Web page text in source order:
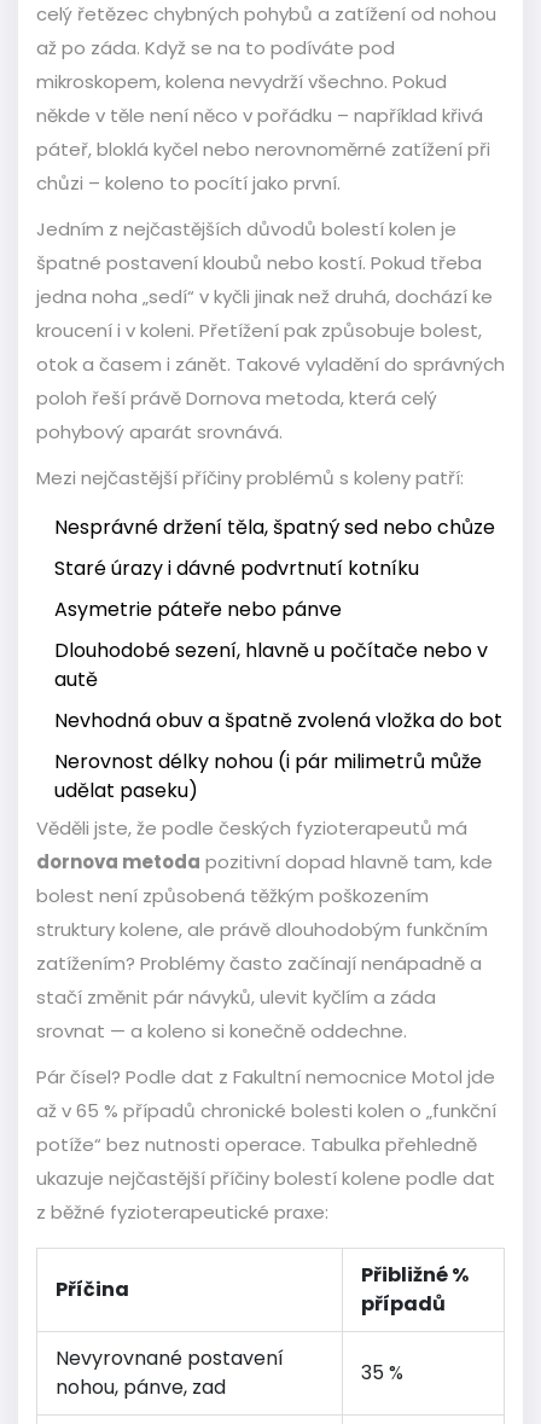
celý řetězec chybných pohybů a zatížení od nohou
až po záda. Když se na to podíváte pod
mikroskopem, kolena nevydrží všechno. Pokud
někde v těle není něco v pořádku – například křivá
páteř, bloklá kyčel nebo nerovnoměrné zatížení při
chůzi – koleno to pocítí jako první.
Jedním z nejčastějších důvodů bolestí kolen je
špatné postavení kloubů nebo kostí. Pokud třeba
jedna noha „sedí“ v kyčli jinak než druhá, dochází ke
kroucení i v koleni. Přetížení pak způsobuje bolest,
otok a časem i zánět. Takové vyladění do správných
poloh řeší právě Dornova metoda, která celý
pohybový aparát srovnává.
Mezi nejčastější příčiny problémů s koleny patří:
Nesprávné držení těla, špatný sed nebo chůze
Staré úrazy i dávné podvrtnutí kotníku
Asymetrie páteře nebo pánve
Dlouhodobé sezení, hlavně u počítače nebo v
autě
Nevhodná obuv a špatně zvolená vložka do bot
Nerovnost délky nohou (i pár milimetrů může
udělat paseku)
Věděli jste, že podle českých fyzioterapeutů má
dornova metoda pozitivní dopad hlavně tam, kde
bolest není způsobená těžkým poškozením
struktury kolene, ale právě dlouhodobým funkčním
zatížením? Problémy často začínají nenápadně a
stačí změnit pár návyků, ulevit kyčlím a záda
srovnat — a koleno si konečně oddechne.
Pár čísel? Podle dat z Fakultní nemocnice Motol jde
až v 65 % případů chronické bolesti kolen o „funkční
potíže“ bez nutnosti operace. Tabulka přehledně
ukazuje nejčastější příčiny bolestí kolene podle dat
z běžné fyzioterapeutické praxe:
Příčina
Přibližné %
případů
Nevyrovnané postavení
nohou, pánve, zad
35 %